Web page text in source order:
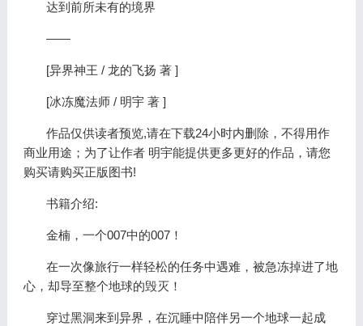
达到前所未有的境界
——
[异界神王 / 龙的飞扬 著 ]
[冰冻魔法师 / 明宇 著 ]
作品仅供读者预览,请在下载24小时内删除，不得用作
商业用途；为了让作者 明宇能提供更多更好的作品，请您
购买请购买正版图书!
书籍介绍:
金楠，一个007中的007！
在一次像旅行一样轻松的任务中遇难，被急冻掉进了地
心，却导至整个地球的毁灭！
穿过黑洞来到异界，在沉睡中陪伴另一个地球一起成